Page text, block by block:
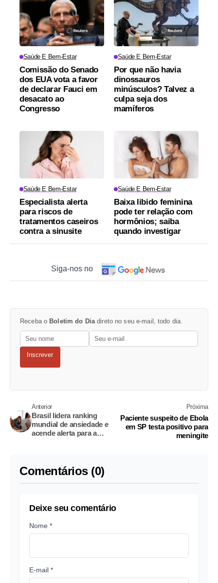
Saúde E Bem-Estar
Comissão do Senado
dos EUA vota a favor
de declarar Fauci em
desacato ao
Congresso
Saúde E Bem-Estar
Por que não havia
dinossauros
minúsculos? Talvez a
culpa seja dos
mamíferos
Saúde E Bem-Estar
Especialista alerta
para riscos de
tratamentos caseiros
contra a sinusite
Saúde E Bem-Estar
Baixa libido feminina
pode ter relação com
hormônios; saiba
quando investigar
Siga-nos no
Receba o Boletim do Diadireto no seu e-mail, todo dia.
Inscrever
Anterior
Brasil lidera ranking
mundial de ansiedade e
acende alerta para a
Próxima
Paciente suspeito de Ebola
em SP testa positivo para
meningite
Comentários (0)
Deixe seu comentário
Nome *
E-mail *